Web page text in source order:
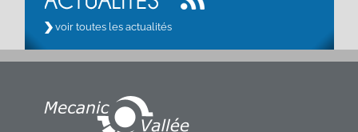
voir toutes les actualités